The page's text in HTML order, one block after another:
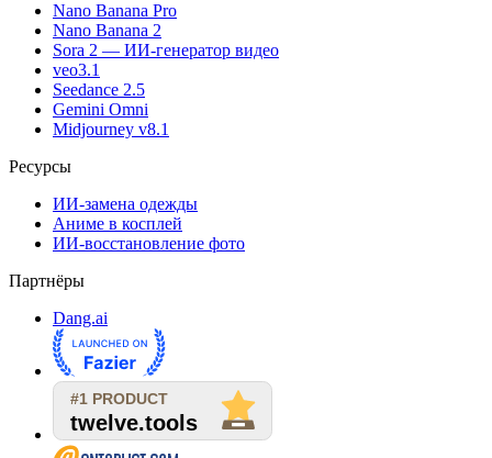
Nano Banana Pro
Nano Banana 2
Sora 2 — ИИ-генератор видео
veo3.1
Seedance 2.5
Gemini Omni
Midjourney v8.1
Ресурсы
ИИ-замена одежды
Аниме в косплей
ИИ-восстановление фото
Партнёры
Dang.ai